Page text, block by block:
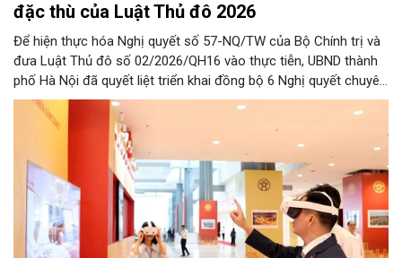
đặc thù của Luật Thủ đô 2026
Để hiện thực hóa Nghị quyết số 57-NQ/TW của Bộ Chính trị và
đưa Luật Thủ đô số 02/2026/QH16 vào thực tiễn, UBND thành
phố Hà Nội đã quyết liệt triển khai đồng bộ 6 Nghị quyết chuyên
đề của HĐND Thành phố. Đợt triển khai này đề ra khung chính
sách cùng hệ thống giải pháp toàn diện nhằm cụ thể hóa các
cơ chế đặc thù, tạo động lực bứt phá cho phát triển khoa học,
công nghệ, đổi mới sáng tạo và chuyển đổi số trên địa bàn Thủ
đô.